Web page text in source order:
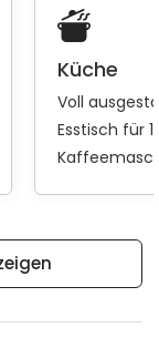
Küche
Voll
Esstisch für